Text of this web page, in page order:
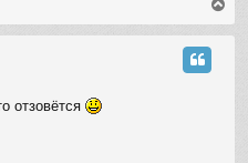
o
p
отзовётся